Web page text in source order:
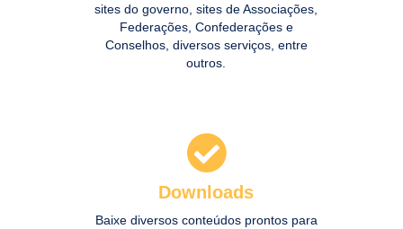
sites do governo, sites de Associações,
Federações, Confederações e
Conselhos, diversos serviços, entre
outros.
Downloads
Baixe diversos conteúdos prontos para